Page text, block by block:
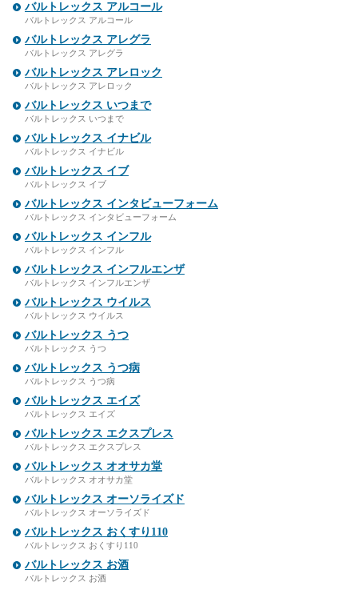
バルトレックス アルコール
バルトレックス アルコール
バルトレックス アレグラ
バルトレックス アレグラ
バルトレックス アレロック
バルトレックス アレロック
バルトレックス いつまで
バルトレックス いつまで
バルトレックス イナビル
バルトレックス イナビル
バルトレックス イブ
バルトレックス イブ
バルトレックス インタビューフォーム
バルトレックス インタビューフォーム
バルトレックス インフル
バルトレックス インフル
バルトレックス インフルエンザ
バルトレックス インフルエンザ
バルトレックス ウイルス
バルトレックス ウイルス
バルトレックス うつ
バルトレックス うつ
バルトレックス うつ病
バルトレックス うつ病
バルトレックス エイズ
バルトレックス エイズ
バルトレックス エクスプレス
バルトレックス エクスプレス
バルトレックス オオサカ堂
バルトレックス オオサカ堂
バルトレックス オーソライズド
バルトレックス オーソライズド
バルトレックス おくすり110
バルトレックス おくすり110
バルトレックス お酒
バルトレックス お酒